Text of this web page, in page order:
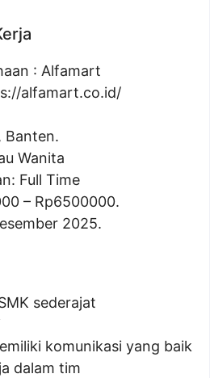
: Alfamart
alfamart.co.id/
Banten.
Wanita
Full Time
– Rp6500000.
2025.
sederajat
komunikasi yang baik
dalam tim